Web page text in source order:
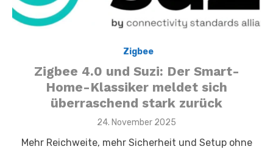
Zigbee
Zigbee 4.0 und Suzi: Der Smart-
Home-Klassiker meldet sich
überraschend stark zurück
Posted
24. November 2025
Mehr Reichweite, mehr Sicherheit und Setup ohne